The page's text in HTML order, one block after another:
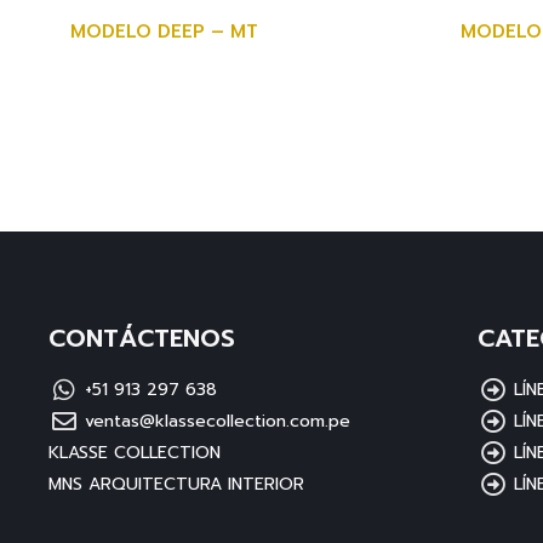
MODELO DEEP – MT
CONTÁCTENOS
+51 913 297 638
ventas@klassecollection.com.pe
KLASSE COLLECTION
MNS ARQUITECTURA INTERIOR